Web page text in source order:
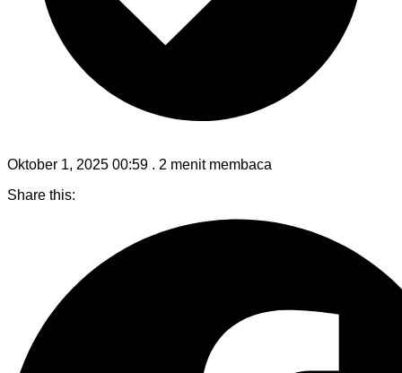
Oktober 1, 2025 00:59 . 2 menit membaca
Share this: